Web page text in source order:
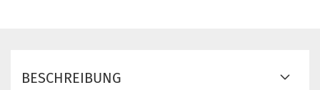
BESCHREIBUNG